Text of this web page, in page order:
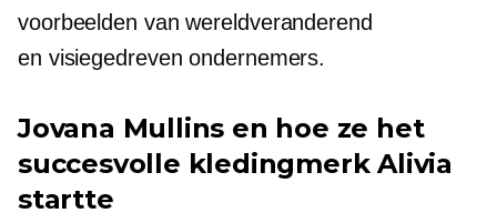
voorbeelden vanwereldveranderend
en visiegedreven ondernemers.
Jovana Mullins en hoe ze het
succesvolle kledingmerk Alivia
startte